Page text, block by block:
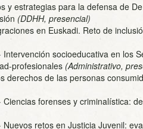
y estrategias para la defensa de
(DDHH, presencial)
en Euskadi. Reto de
· Intervención socioeducativa en los
profesionales (Administrativo,
derechos de las personas
· Ciencias forenses y criminalística:
· Nuevos retos en Justicia Juvenil: